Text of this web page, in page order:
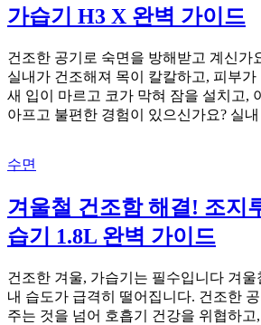
가습기 H3 X 완벽 가이드
건조한 공기로 숙면을 방해받고 계신가
실내가 건조해져 목이 칼칼하고, 피부
새 입이 마르고 코가 막혀 잠을 설치고,
아프고 불편한 경험이 있으신가요? 실
수면
겨울철 건조함 해결! 조지
습기 1.8L 완벽 가이드
건조한 겨울, 가습기는 필수입니다 겨
내 습도가 급격히 떨어집니다. 건조한
주는 것을 넘어 호흡기 건강을 위협하